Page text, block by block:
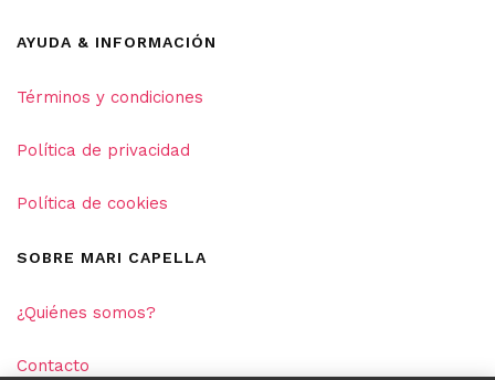
AYUDA & INFORMACIÓN
Términos y condiciones
Política de privacidad
Política de cookies
SOBRE MARI CAPELLA
¿Quiénes somos?
Contacto